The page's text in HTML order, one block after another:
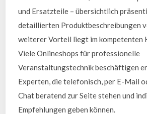
und Ersatzteile – übersichtlich
detaillierten Produktbeschreibungen
weiterer Vorteil liegt im kompetenten
Viele Onlineshops für professionelle
Veranstaltungstechnik beschäftigen
Experten, die telefonisch, per E-Mail
Chat beratend zur Seite stehen und
Empfehlungen geben können.